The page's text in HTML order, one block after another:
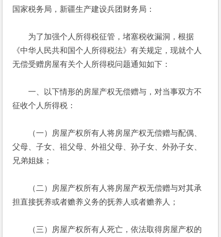
国家税务局，新疆生产建设兵团财务局：
为了加强个人所得税征管，堵塞税收漏洞，根据
《中华人民共和国个人所得税法》有关规定，现就个人
无偿受赠房屋有关个人所得税问题通知如下：
一、以下情形的房屋产权无偿赠与，对当事双方不
征收个人所得税：
（一）房屋产权所有人将房屋产权无偿赠与配偶、
父母、子女、祖父母、外祖父母、孙子女、外孙子女、
兄弟姐妹；
（二）房屋产权所有人将房屋产权无偿赠与对其承
担直接抚养或者赡养义务的抚养人或者赡养人；
（三）房屋产权所有人死亡，依法取得房屋产权的